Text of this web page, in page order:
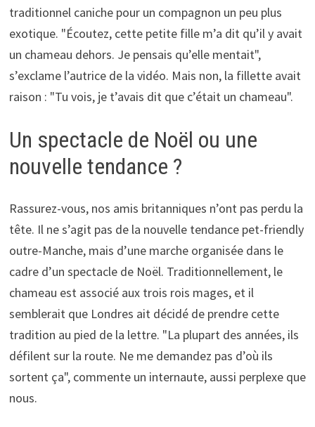
traditionnel caniche pour un compagnon un peu plus
exotique. "Écoutez, cette petite fille m’a dit qu’il y avait
un chameau dehors. Je pensais qu’elle mentait",
s’exclame l’autrice de la vidéo. Mais non, la fillette avait
raison : "Tu vois, je t’avais dit que c’était un chameau".
Un spectacle de Noël ou une
nouvelle tendance ?
Rassurez-vous, nos amis britanniques n’ont pas perdu la
tête. Il ne s’agit pas de la nouvelle tendance pet-friendly
outre-Manche, mais d’une marche organisée dans le
cadre d’un spectacle de Noël. Traditionnellement, le
chameau est associé aux trois rois mages, et il
semblerait que Londres ait décidé de prendre cette
tradition au pied de la lettre. "La plupart des années, ils
défilent sur la route. Ne me demandez pas d’où ils
sortent ça", commente un internaute, aussi perplexe que
nous.